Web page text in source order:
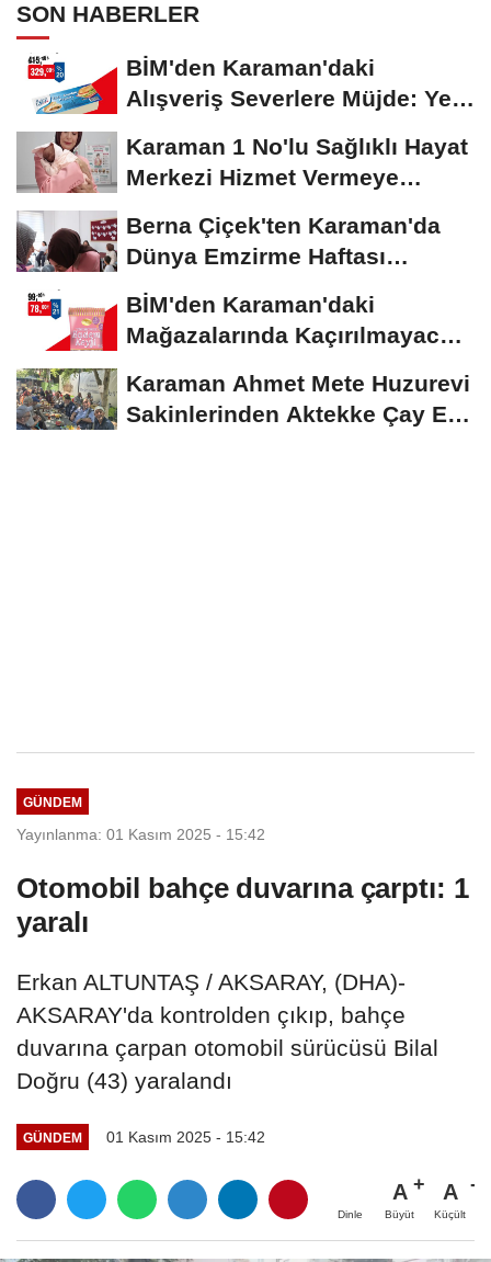
SON HABERLER
BİM'den Karaman'daki
Alışveriş Severlere Müjde: Yeni
Karaman 1 No'lu Sağlıklı Hayat
Merkezi Hizmet Vermeye
Berna Çiçek'ten Karaman'da
Dünya Emzirme Haftası
Etkinliğine Ziyaret
BİM'den Karaman'daki
Mağazalarında Kaçırılmayacak
Karaman Ahmet Mete Huzurevi
Sakinlerinden Aktekke Çay Evi
GÜNDEM
Yayınlanma: 01 Kasım 2025 - 15:42
Otomobil bahçe duvarına çarptı: 1
yaralı
Erkan ALTUNTAŞ / AKSARAY, (DHA)-
AKSARAY'da kontrolden çıkıp, bahçe
duvarına çarpan otomobil sürücüsü Bilal
Doğru (43) yaralandı
GÜNDEM 01 Kasım 2025 - 15:42
Dinle
A
Büyüt
A
Küçült